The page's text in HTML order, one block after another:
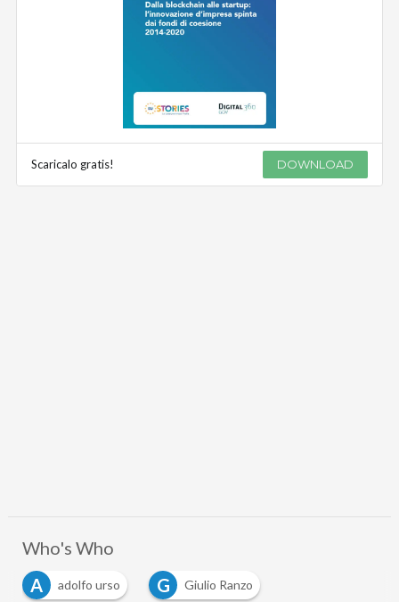
Scaricalo gratis! DOWNLOAD
Who's Who
A
adolfo urso G Giulio Ranzo